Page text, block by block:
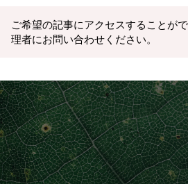
ご希望の記事にアクセスすることが
理者にお問い合わせください。